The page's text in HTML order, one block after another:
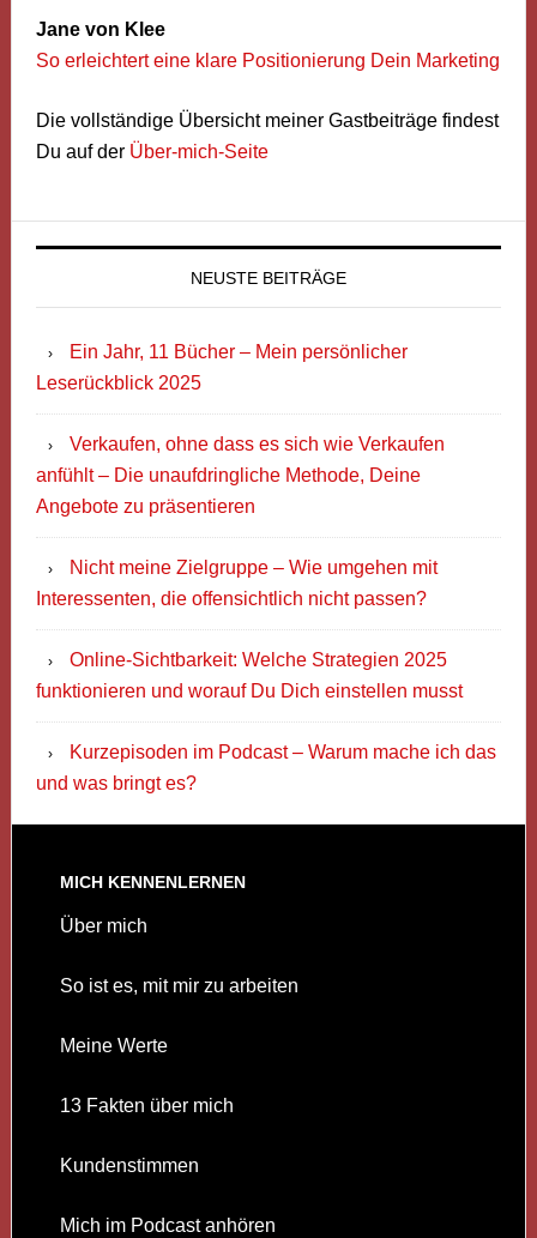
Jane von Klee
So erleichtert eine klare Positionierung Dein Marketing
Die vollständige Übersicht meiner Gastbeiträge findest
Du auf der Über-mich-Seite
NEUSTE BEITRÄGE
Ein Jahr, 11 Bücher – Mein persönlicher
Leserückblick 2025
Verkaufen, ohne dass es sich wie Verkaufen
anfühlt – Die unaufdringliche Methode, Deine
Angebote zu präsentieren
Nicht meine Zielgruppe – Wie umgehen mit
Interessenten, die offensichtlich nicht passen?
Online-Sichtbarkeit: Welche Strategien 2025
funktionieren und worauf Du Dich einstellen musst
Kurzepisoden im Podcast – Warum mache ich das
und was bringt es?
MICH KENNENLERNEN
Über mich
So ist es, mit mir zu arbeiten
Meine Werte
13 Fakten über mich
Kundenstimmen
Mich im Podcast anhören